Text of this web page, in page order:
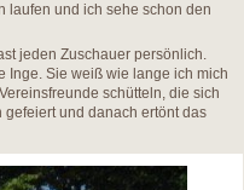
laufen und ich sehe schon den
jeden Zuschauer persönlich.
Inge. Sie weiß wie lange ich mich
schütteln, die sich
und danach ertönt das